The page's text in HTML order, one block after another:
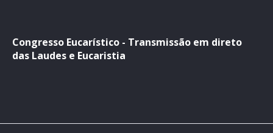
Congresso Eucarístico - Transmissão em direto
das Laudes e Eucaristia